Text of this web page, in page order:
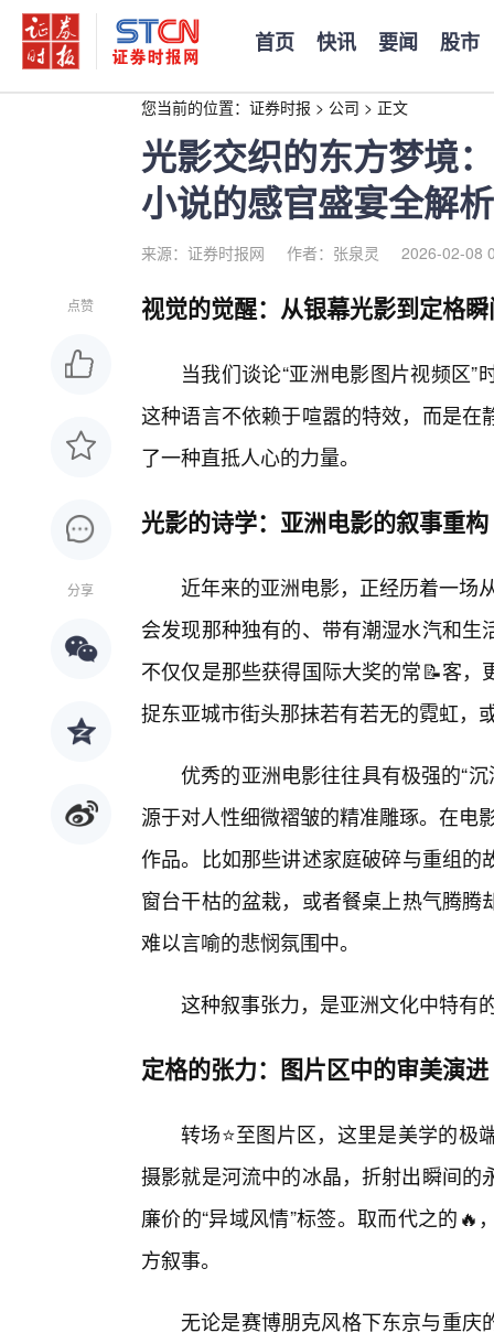
首页 快讯 要闻 股市
您当前的位置： 证券时报 > 公司 > 正文
光影交织的东方梦境
小说的感官盛宴全解析
来源：证券时报网 作者：张泉灵 2026-02-08
点赞
分享
视觉的觉醒：从银幕光影到定格
当我们谈论“亚洲电影图片视频区
这种语言不依赖于喧嚣的特效，而是
了一种直抵人心的力量。
光影的诗学：亚洲电影的叙事重构
近年来的亚洲电影，正经历着一场
会发现那种独有的、带有潮湿水汽和
不仅仅是那些获得国际大奖的常📝客
捉东亚城市街头那抹若有若无的霓虹，
优秀的亚洲电影往往具有极强的“
源于对人性细微褶皱的精准雕琢。在电
作品。比如那些讲述家庭破碎与重组
窗台干枯的盆栽，或者餐桌上热气腾
难以言喻的悲悯氛围中。
这种叙事张力，是亚洲文化中特有
定格的张力：图片区中的审美演进
转场⭐至图片区，这里是美学的极
摄影就是河流中的冰晶，折射出瞬间
廉价的“异域风情”标签。取而代之的
方叙事。
无论是赛博朋克风格下东京与重